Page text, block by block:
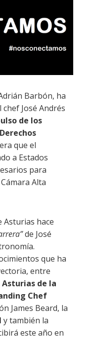
Barbón, ha
José Andrés
de los
que el
a Estados
para
Alta
Asturias hace
de José
que ha
entre
de la
Chef
James Beard, la
y también la
este año en